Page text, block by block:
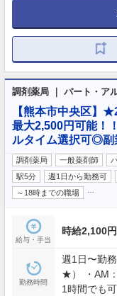
調剤薬局 ｜ パート・ア
【熊本市中央区】
最大2,500円可能！
ルタイム選択可◎
調剤薬局 一般薬剤師
駅5分
週1日から勤務可
～18時までの職場
給与・手当
時給2,100
勤務時間
週1日〜勤
★） ・AM
1時間でも